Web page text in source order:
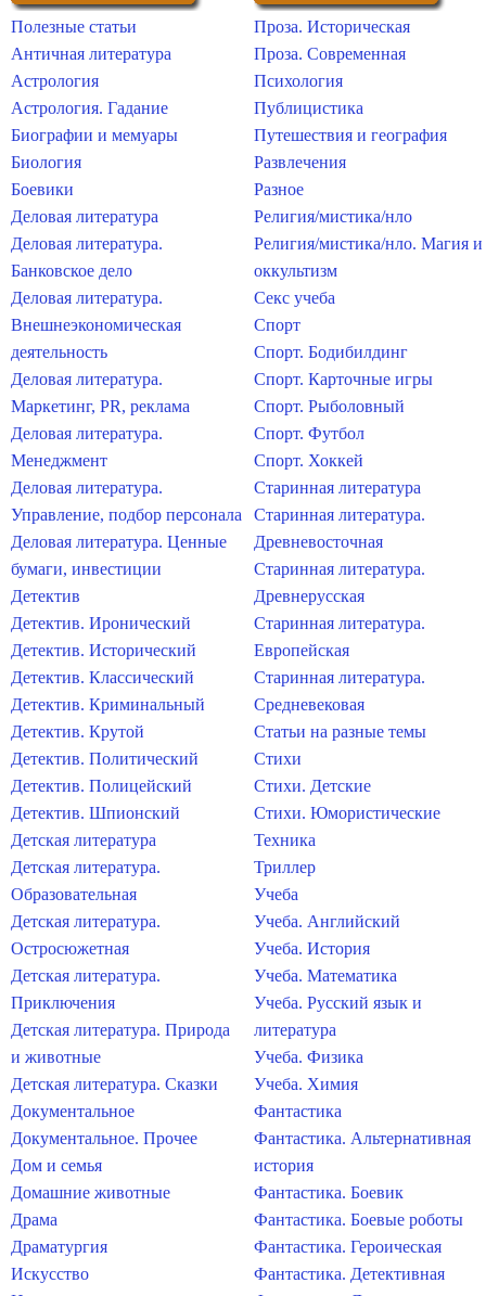
Полезные статьи
Античная литература
Астрология
Астрология. Гадание
Биографии и мемуары
Биология
Боевики
Деловая литература
Деловая литература.
Банковское дело
Деловая литература.
Внешнеэкономическая
деятельность
Деловая литература.
Маркетинг, PR, реклама
Деловая литература.
Менеджмент
Деловая литература.
Управление, подбор персонала
Деловая литература. Ценные
бумаги, инвестиции
Детектив
Детектив. Иронический
Детектив. Исторический
Детектив. Классический
Детектив. Криминальный
Детектив. Крутой
Детектив. Политический
Детектив. Полицейский
Детектив. Шпионский
Детская литература
Детская литература.
Образовательная
Детская литература.
Остросюжетная
Детская литература.
Приключения
Детская литература. Природа
и животные
Детская литература. Сказки
Документальное
Документальное. Прочее
Дом и семья
Домашние животные
Драма
Драматургия
Искусство
Проза. Историческая
Проза. Современная
Психология
Публицистика
Путешествия и география
Развлечения
Разное
Религия/мистика/нло
Религия/мистика/нло. Магия и
оккультизм
Секс учеба
Спорт
Спорт. Бодибилдинг
Спорт. Карточные игры
Спорт. Рыболовный
Спорт. Футбол
Спорт. Хоккей
Старинная литература
Старинная литература.
Древневосточная
Старинная литература.
Древнерусская
Старинная литература.
Европейская
Старинная литература.
Средневековая
Статьи на разные темы
Стихи
Стихи. Детские
Стихи. Юмористические
Техника
Триллер
Учеба
Учеба. Английский
Учеба. История
Учеба. Математика
Учеба. Русский язык и
литература
Учеба. Физика
Учеба. Химия
Фантастика
Фантастика. Альтернативная
история
Фантастика. Боевик
Фантастика. Боевые роботы
Фантастика. Героическая
Фантастика. Детективная